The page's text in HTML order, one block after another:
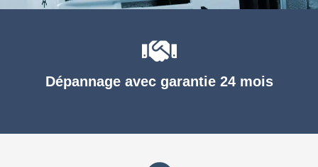
Dépannage avec garantie 24 mois